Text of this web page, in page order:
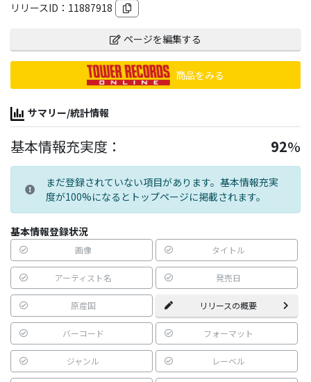
リリースID： 11887918
ページを編集する
商品をみる
サマリー/統計情報
基本情報充実度： 92%
まだ登録されていない項目があります。基本情報充実
度が100%になるとトップページに掲載されます。
基本情報登録状況
画像 タイトル
アーティスト名 発売日
原産国 リリースの概要
バーコード フォーマット
ジャンル レーベル